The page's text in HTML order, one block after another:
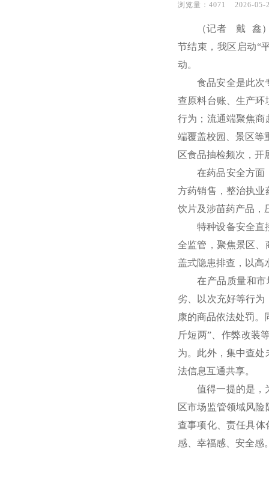
4071 2026-05-
（记者 戴 鑫
节结束，我区启动“
动。
食品安全是此次
查原料台账、生产环
行为；流通端聚焦商
端覆盖校园、景区等
区食品抽检频次，开
在药品安全方面
方药销售，整治执业
饮片及涉苗药产品，
特种设备安全直
全监管，聚焦景区、
盖式隐患排查，以高
在产品质量和
劣、以次充好等行为
康的商品依法处罚。
斤短两”、作弊改装
为。此外，集中查
法信息互通共享。
值得一提的是，
区市场监管领域风
查事项化、责任具体
感、幸福感、安全感